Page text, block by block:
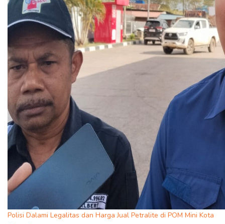
Polisi Dalami Legalitas dan Harga Jual Petralite di POM Mini Kota